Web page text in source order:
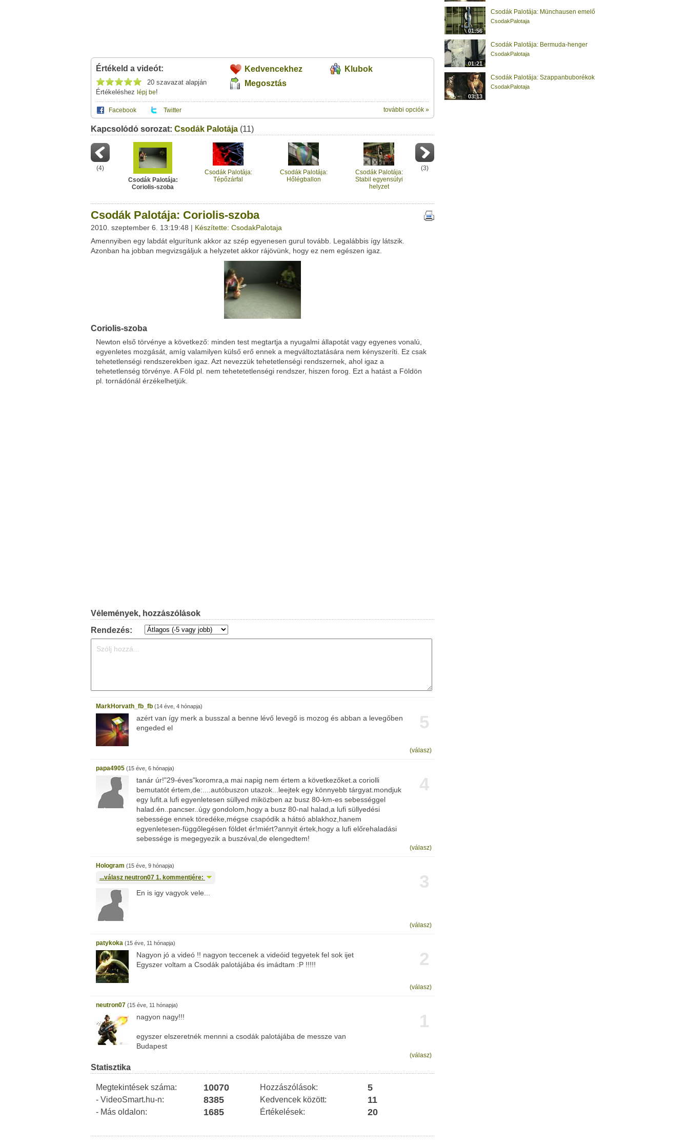
Értékeld a videót:
20 szavazat alapján
Értékeléshez lépj be!
Kedvencekhez
Klubok
Megosztás
Facebook Twitter további opciók »
A(z) "Csodák Palotája: Coriolis-szoba" című videótipp
vagyezt a felületet:
Neved:
E-mail címed:
Címzett e-mail címe:
Üzenet (opcionális):
Facebook Twitter Google
Digg
Del.icio.us
Live
Ez a videótipp a következő klub(ok)ba tartozik:
Ez a videó nem még nem tartozik egy klubhoz sem.
Ha van egy kis időd,nézz szét meglévő klubjaink között
Kapcsolódó sorozat: Csodák Palotája (11)
(4)
Csodák Palotája:
Coriolis-szoba
Csodák Palotája:
Tépőzárfal
Csodák Palotája:
Hőlégballon
Csodák Palotája:
Stabil egyensúlyi
helyzet
(3)
Csodák Palotája: Coriolis-szoba
2010. szeptember 6. 13:19:48 | Készítette: CsodakPalotaja
Amennyiben egy labdát elgurítunk akkor az szép egyenesen gurul tovább. Legalábbis így látszik.
Azonban ha jobban megvizsgáljuk a helyzetet akkor rájövünk, hogy ez nem egészen igaz.
Coriolis-szoba
Newton első törvénye a következő: minden test megtartja a nyugalmi állapotát vagy egyenes vonalú,
egyenletes mozgását, amíg valamilyen külső erő ennek a megváltoztatására nem kényszeríti. Ez csak
tehetetlenségi rendszerekben igaz. Azt nevezzük tehetetlenségi rendszernek, ahol igaz a
tehetetlenség törvénye. A Föld pl. nem tehetetetlenségi rendszer, hiszen forog. Ezt a hatást a Földön
pl. tornádónál érzékelhetjük.
Vélemények, hozzászólások
Rendezés:
MarkHorvath_fb_fb (14 éve, 4 hónapja)
5
azért van így merk a busszal a benne lévő levegő is mozog és abban a levegőben
engeded el
(válasz)
papa4905 (15 éve, 6 hónapja)
4
tanár úr!"29-éves"koromra,a mai napig nem értem a következőket.a coriolli
bemutatót értem,de:....autóbuszon utazok...leejtek egy könnyebb tárgyat.mondjuk
egy lufit.a lufi egyenletesen süllyed miközben az busz 80-km-es sebességgel
halad.én..pancser..úgy gondolom,hogy a busz 80-nal halad,a lufi süllyedési
sebessége ennek töredéke,mégse csapódik a hátsó ablakhoz,hanem
egyenletesen-függőlegésen földet ér!miért?annyit értek,hogy a lufi előrehaladási
sebessége is megegyezik a buszéval,de elengedtem!
(válasz)
Hologram (15 éve, 9 hónapja)
3
...válasz neutron07 1. kommentjére:
En is igy vagyok vele...
(válasz)
patykoka (15 éve, 11 hónapja)
2
Nagyon jó a videó !! nagyon teccenek a videóid tegyetek fel sok ijet
Egyszer voltam a Csodák palotájába és imádtam :P !!!!!
(válasz)
neutron07 (15 éve, 11 hónapja)
1
nagyon nagy!!!
egyszer elszeretnék mennni a csodák palotájába de messze van
Budapest
(válasz)
Statisztika
Megtekintések száma: 10070 Hozzászólások: 5
- VideoSmart.hu-n: 8385 Kedvencek között: 11
- Más oldalon: 1685 Értékelések: 20
01:56
Csodák Palotája: Münchausen emelő
CsodakPalotaja
01:21
Csodák Palotája: Bermuda-henger
CsodakPalotaja
03:13
Csodák Palotája: Szappanbuborékok
CsodakPalotaja